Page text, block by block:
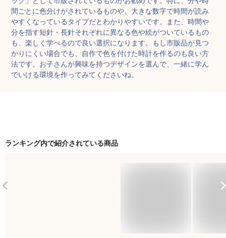
間ごとに色分けがされているものや、大きな数字で時間が読み
やすくなっているタイプだとわかりやすいです。また、時間や
分を指す短針・長針それぞれに異なる色や絵がついているもの
も、楽しく学べるので良い選択になります。もし市販品が見つ
かりにくい場合でも、自作で色を付けた時計を作るのも良い方
法です。お子さんが興味を持つデザインを選んで、一緒に学ん
でいける環境を作ってみてくださいね。
ランキング内で紹介されている商品